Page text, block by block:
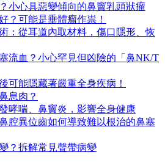
小心具惡變傾向的鼻竇乳頭狀瘤
？可能是垂體瘤作祟！
：從耳道內取材料，傷口隱形、恢
流血？小心罕見但凶險的「鼻NK/T
可能隱藏著嚴重全身疾病！
息肉？
哮喘、鼻竇炎，影響全身健康
腔異位齒如何導致難以根治的鼻塞
？拆解常見聲帶病變